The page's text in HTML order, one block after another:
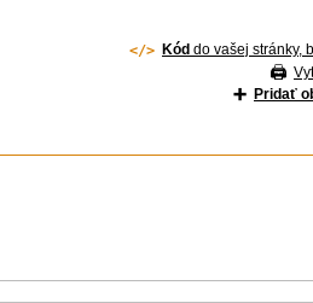
Kód do vašej stránky,
Pridať